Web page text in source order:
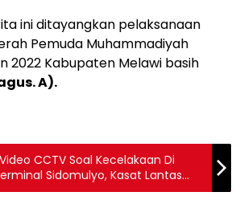
ini ditayangkan pelaksanaan
Pemuda Muhammadiyah
2022 Kabupaten Melawi basih
A).
CCTV Soal Kecelakaan Di
Sidomulyo, Kasat Lantas
Itu HOAKS